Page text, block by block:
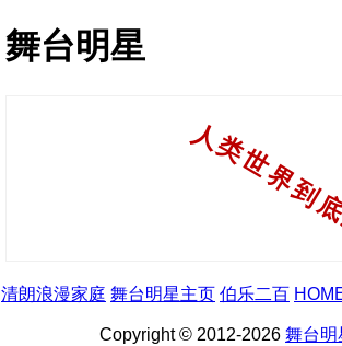
舞台明星
清朗浪漫家庭 舞台明星主页 伯乐二百
Copyright © 2012-2026 舞台明